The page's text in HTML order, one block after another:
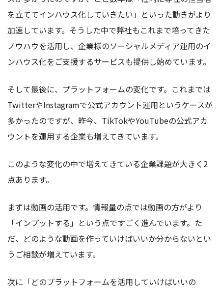
を立ててインハウス化していきたい」といった動きがより
加速しています。そうした中で弊社もこれまで培ってきた
ノウハウを活用し、企業様のソーシャルメディア運用のイ
ンハウス化をご支援するサービスも提供し始めています。
そして最後に、プラットフォームの変化です。これまでは
TwitterやInstagramで公式アカウント運用というケースが
多かったのですが、昨今、TikTokやYouTubeの公式アカ
ウントを運用する企業も増えてきています。
このような変化の中で増えてきている企業課題が大きく2
点あります。
まずは動画の活用です。情報量の点では動画の方がより
「インプットする」という点ですごく進んでいます。た
だ、どのような動画を作っていけばいいか分からないとい
うご相談が増えています。
次に「どのプラットフォームを活用していけばいいの